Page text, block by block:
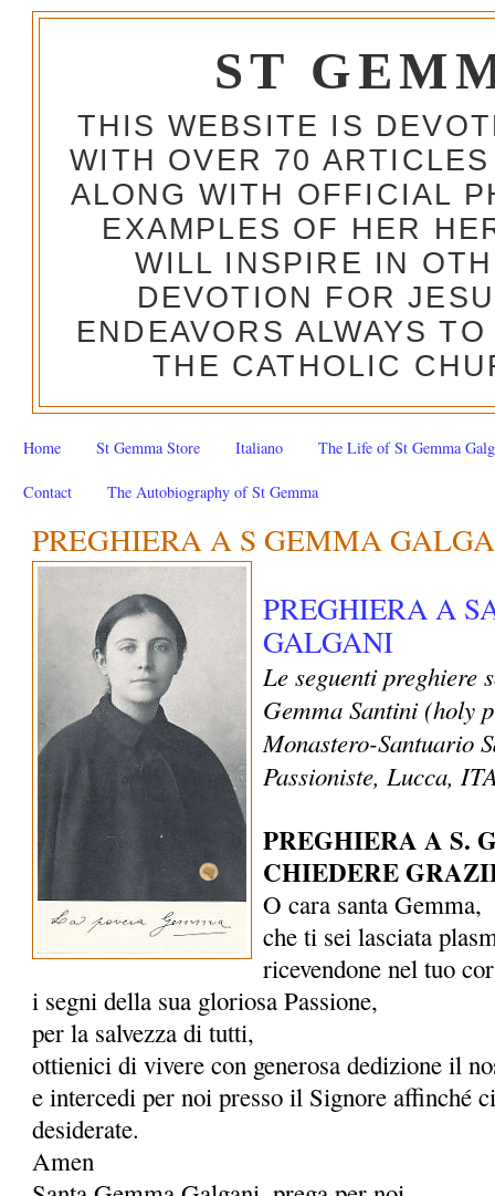
ST
THIS WEBSITE IS
WITH OVER 70
ALONG WITH OFFICIAL
EXAMPLES OF HER
WILL INSPIRE IN
DEVOTION FOR
ENDEAVORS ALWAYS
THE CATHOLIC
Home St Gemma Store Italiano The Life of St Gemma
Contact The Autobiography of St Gemma
PREGHIERA A S GEMMA
PREGHIERA A
GALGANI
Le seguenti preghiere
Gemma Santini (holy
Monastero-Santuario
Passioniste, Lucca,
PREGHIERA A S.
CHIEDERE
O cara santa Gemma,
che ti sei lasciata
ricevendone nel tuo
i segni della sua gloriosa Passione,
per la salvezza di tutti,
ottienici di vivere con generosa dedizione il
e intercedi per noi presso il Signore affinché
desiderate.
Amen